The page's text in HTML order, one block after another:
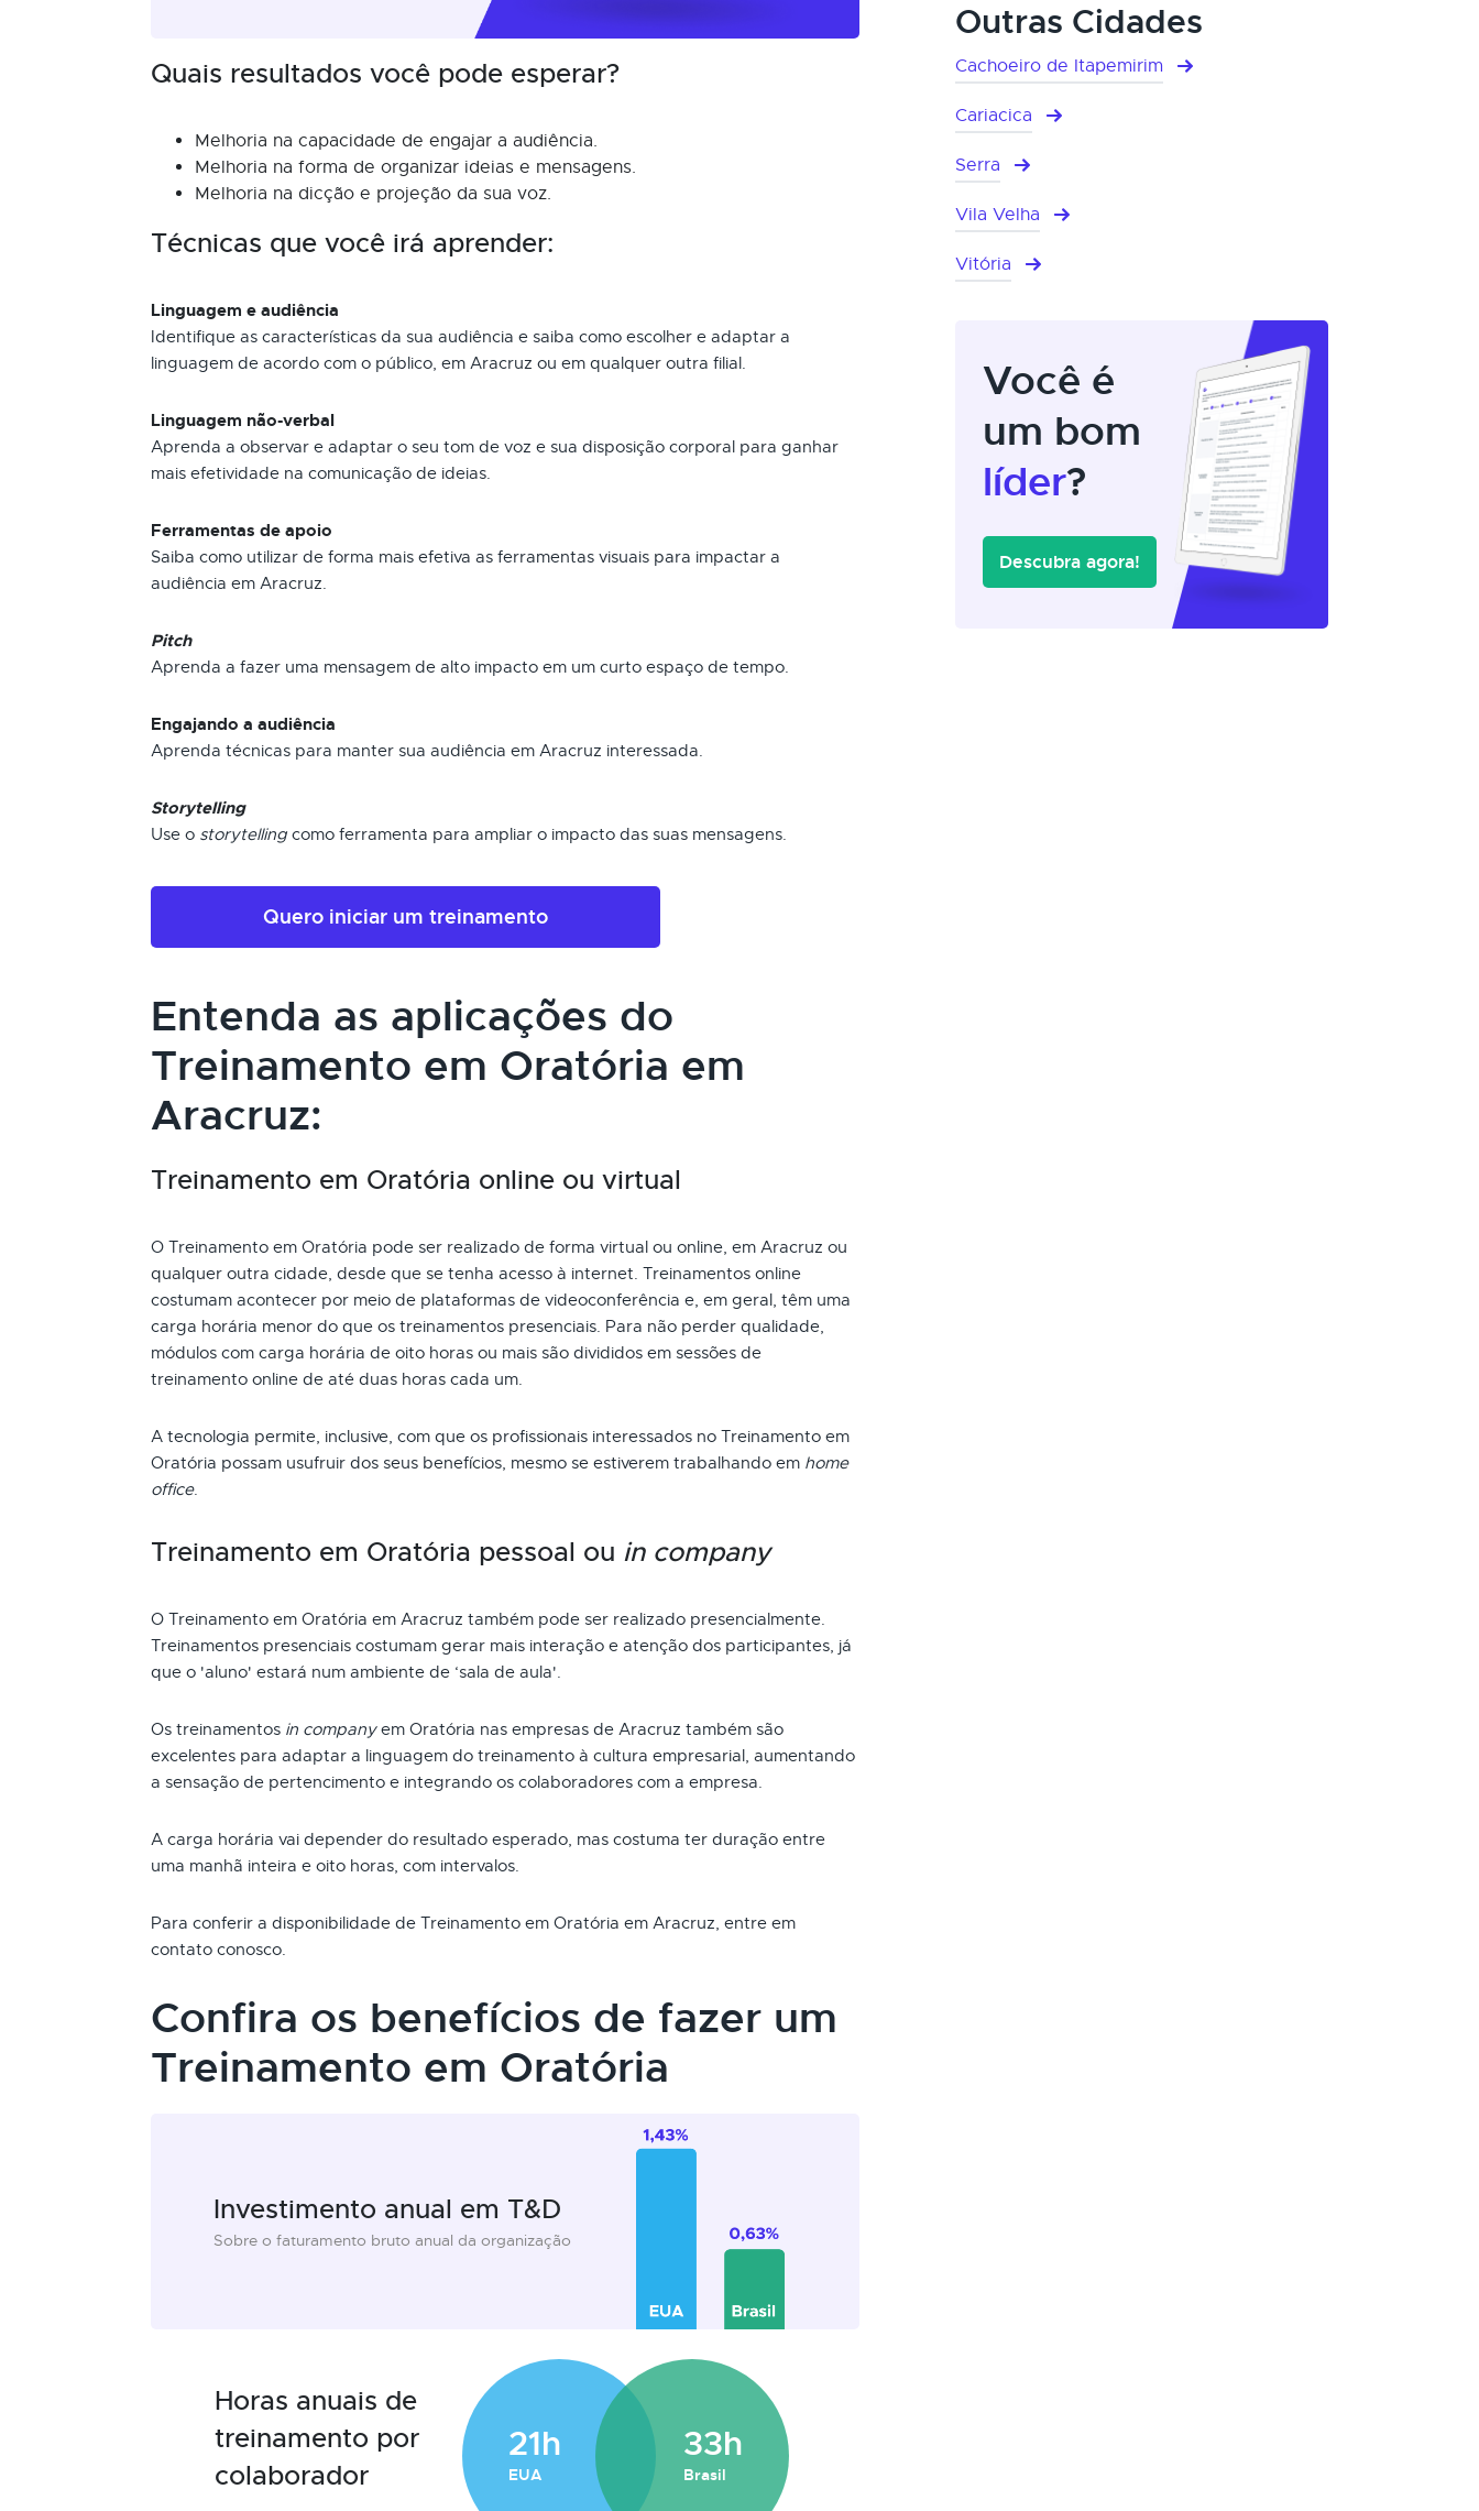
Quais resultados você pode esperar?
Melhoria na capacidade de engajar a audiência.
Melhoria na forma de organizar ideias e mensagens.
Melhoria na dicção e projeção da sua voz.
Técnicas que você irá aprender:
Linguagem e audiência
Identifique as características da sua audiência e saiba como escolher e adaptar a
linguagem de acordo com o público, em Aracruz ou em qualquer outra filial.
Linguagem não-verbal
Aprenda a observar e adaptar o seu tom de voz e sua disposição corporal para ganhar
mais efetividade na comunicação de ideias.
Ferramentas de apoio
Saiba como utilizar de forma mais efetiva as ferramentas visuais para impactar a
audiência em Aracruz.
Pitch
Aprenda a fazer uma mensagem de alto impacto em um curto espaço de tempo.
Engajando a audiência
Aprenda técnicas para manter sua audiência em Aracruz interessada.
Storytelling
Use o storytelling como ferramenta para ampliar o impacto das suas mensagens.
Quero iniciar um treinamento
Entenda as aplicações do
Treinamento em Oratória em
Aracruz:
Treinamento em Oratória online ou virtual
O Treinamento em Oratória pode ser realizado de forma virtual ou online, em Aracruz ou
qualquer outra cidade, desde que se tenha acesso à internet. Treinamentos online
costumam acontecer por meio de plataformas de videoconferência e, em geral, têm uma
carga horária menor do que os treinamentos presenciais. Para não perder qualidade,
módulos com carga horária de oito horas ou mais são divididos em sessões de
treinamento online de até duas horas cada um.
A tecnologia permite, inclusive, com que os profissionais interessados no Treinamento em
Oratória possam usufruir dos seus benefícios, mesmo se estiverem trabalhando em home
office.
Treinamento em Oratória pessoal ou in company
O Treinamento em Oratória em Aracruz também pode ser realizado presencialmente.
Treinamentos presenciais costumam gerar mais interação e atenção dos participantes, já
que o 'aluno' estará num ambiente de ‘sala de aula'.
Os treinamentos in companyem Oratória nas empresas de Aracruz também são
excelentes para adaptar a linguagem do treinamento à cultura empresarial, aumentando
a sensação de pertencimento e integrando os colaboradores com a empresa.
A carga horária vai depender do resultado esperado, mas costuma ter duração entre
uma manhã inteira e oito horas, com intervalos.
Para conferir a disponibilidade de Treinamento em Oratória em Aracruz, entre em
contato conosco.
Confira os benefícios de fazer um
Treinamento em Oratória
Investimento anual em T&D
Sobre o faturamento bruto anual da organização
Horas anuais de
treinamento por
colaborador
21h
EUA
33h
Brasil
Outras Cidades
Cachoeiro de Itapemirim
Cariacica
Serra
Vila Velha
Vitória
Você é
um bom
líder?
Descubra agora!